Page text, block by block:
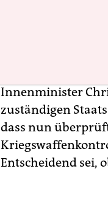
Innenminister
zuständigen
dass nun
Entscheidend sei,